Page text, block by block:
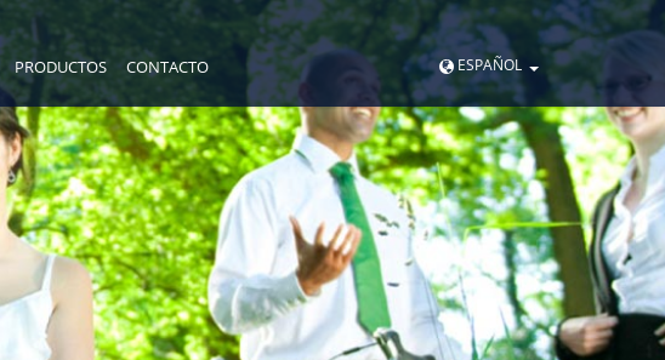
PRODUCTOS CONTACTO ESPAÑOL